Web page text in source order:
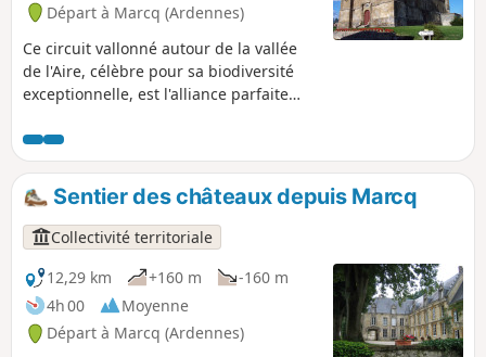
Départ à Marcq (Ardennes)
Ce circuit vallonné autour de la vallée
de l'Aire, célèbre pour sa biodiversité
exceptionnelle, est l'alliance parfaite
votre VTT pour affronter les Vertiges du
Val d’Aire. Ce circuit musclé vous fera
vibrer au rythme de ses passages en
forêt et de ses panoramas sur la
campagne bucolique argonnaise, tout
en jalonnant votre route du charme
authentique de nos villages ruraux et
de haltes prestigieuses comme l'église
fortifiée de Saint-Juvin ou l'Abbaye de
Chéhéry.
Sentier des châteaux depuis Marcq
Collectivité territoriale
12,29 km
+160 m
-160 m
4h 00
Moyenne
Départ à Marcq (Ardennes)